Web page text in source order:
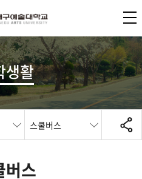
생활
스쿨버스
버스